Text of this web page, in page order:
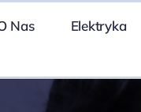
Nas Elektryka